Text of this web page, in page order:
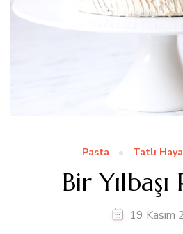
Pasta Tatlı
Bir Yılbaşı
19 Kasım